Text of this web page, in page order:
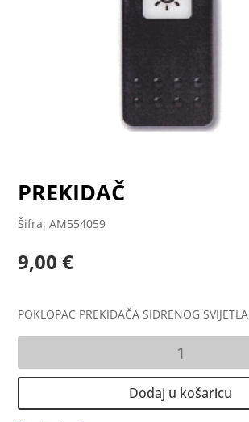
PREKIDAČ
Šifra: AM554059
9,00€
POKLOPAC PREKIDAČA SIDRENOG SVIJETLA
Dodaj u košaricu